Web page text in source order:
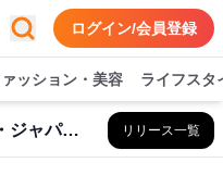
ログイン/会員登録
ッション・美容 ライフスタ
アーキテクツ・スタジオ・ジャパン株式会社 リリース一覧